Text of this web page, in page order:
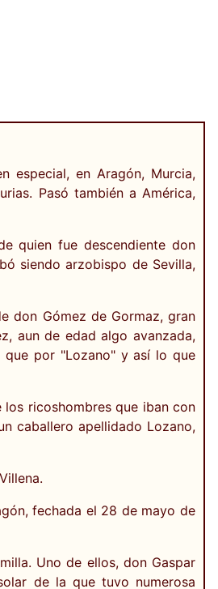
especial, en Aragón, Murcia,
Pasó también a América,
quien fue descendiente don
siendo arzobispo de Sevilla,
don Gómez de Gormaz, gran
aun de edad algo avanzada,
por "Lozano" y así lo que
los ricoshombres que iban con
caballero apellidado Lozano,
fechada el 28 de mayo de
Uno de ellos, don Gaspar
de la que tuvo numerosa